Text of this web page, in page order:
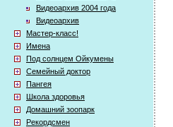
Видеоархив 2004 года
Видеоархив
Мастер-класс!
Имена
Под солнцем Ойкумены
Семейный доктор
Пангея
Школа здоровья
Домашний зоопарк
Рекордсмен